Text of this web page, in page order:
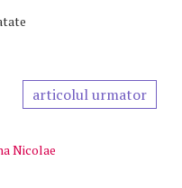
articolul urmator
Nicolae